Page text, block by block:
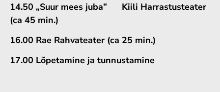
14.50 „Suur mees juba” Kiili Harrastusteater
(ca 45 min.)
16.00 Rae Rahvateater (ca 25 min.)
17.00 Lõpetamine ja tunnustamine